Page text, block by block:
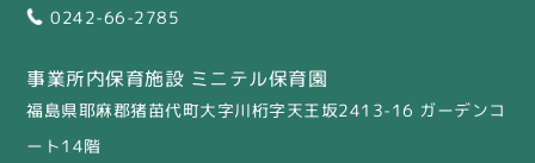
0242-66-2785
事業所内保育施設 ミニテル保育園
福島県耶麻郡猪苗代町大字川桁字天王坂2413-16 ガーデンコ
ート14階